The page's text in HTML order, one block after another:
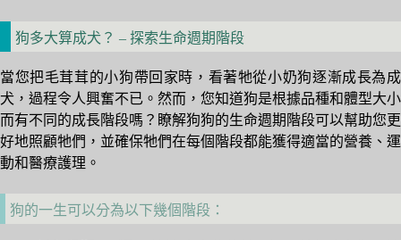
狗多大算成犬？ – 探索生命週期階段
當您把毛茸茸的小狗帶回家時，看著牠從小奶狗逐漸成長為成
犬，過程令人興奮不已。然而，您知道狗是根據品種和體型大小
而有不同的成長階段嗎？瞭解狗狗的生命週期階段可以幫助您更
好地照顧牠們，並確保牠們在每個階段都能獲得適當的營養、運
動和醫療護理。
狗的一生可以分為以下幾個階段：